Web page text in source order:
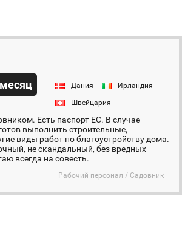
Дания
Ирландия
Швейцария
Есть паспорт ЕС. В случае
выполнить строительные,
виды работ по благоустройству дома.
не скандальный, без вредных
всегда на совесть.
Рабочий персонал / Садовник